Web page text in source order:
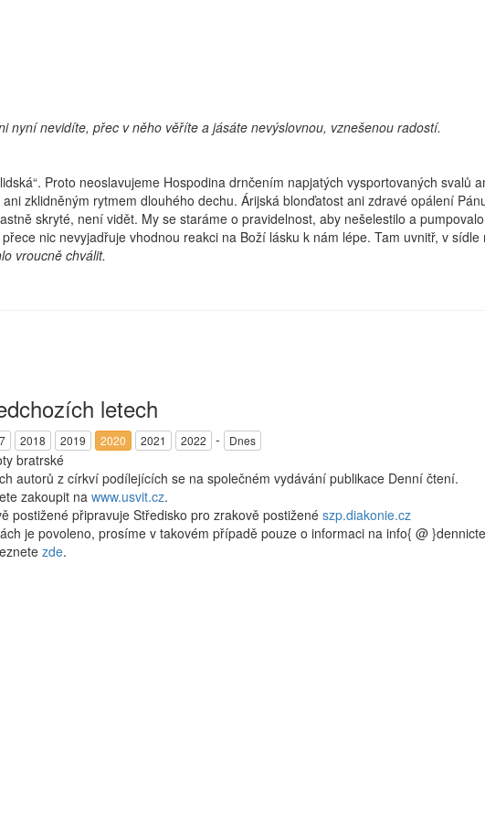
nyní nevidíte, přec v něho věříte a jásáte nevýslovnou, vznešenou radostí.
Proto neoslavujeme Hospodina drnčením napjatých vysportovaných svalů
zklidněným rytmem dlouhého dechu. Árijská blonďatost ani zdravé opálení
skryté, není vidět. My se staráme o pravidelnost, aby nešelestilo a
nic nevyjadřuje vhodnou reakci na Boží lásku k nám lépe. Tam uvnitř, v
vroucně chválit.
letech
2018 2019 2020 2021 2022 - Dnes
bratrské
autorů z církví podílejících se na společném vydávání publikace Denní čtení.
zakoupit na www.usvit.cz.
postižené připravuje Středisko pro zrakově postižené szp.diakonie.cz
je povoleno, prosíme v takovém případě pouze o informaci na info{ @
zde.